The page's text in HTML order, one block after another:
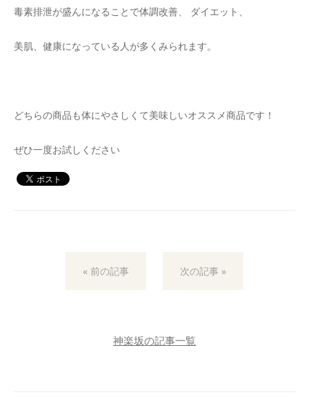
毒素排泄が盛んになることで体調改善、 ダイエット、
美肌、健康になっている人が多くみられます。
どちらの商品も体にやさしくて美味しいオススメ商品です！
ぜひ一度お試しください
« 前の記事 次の記事 »
神楽坂の記事一覧